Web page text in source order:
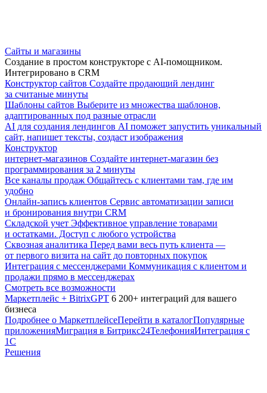
Сайты и магазины
Создание в простом конструкторе с AI-помощником.
Интегрировано в CRM
Конструктор сайтов Создайте продающий лендинг
за считаные минуты
Шаблоны сайтов Выберите из множества шаблонов,
адаптированных под разные отрасли
AI для создания лендингов AI поможет запустить уникальный
сайт, напишет тексты, создаст изображения
Конструктор
интернет-магазинов Создайте интернет-магазин без
программирования за 2 минуты
Все каналы продаж Общайтесь с клиентами там, где им
удобно
Онлайн-запись клиентов Сервис автоматизации записи
и бронирования внутри CRM
Складской учет Эффективное управление товарами
и остатками. Доступ с любого устройства
Сквозная аналитика Перед вами весь путь клиента —
от первого визита на сайт до повторных покупок
Интеграция с мессенджерами Коммуникация с клиентом и
продажи прямо в мессенджерах
Смотреть все возможности
Маркетплейс + BitrixGPT 6 200+ интеграций для вашего
бизнеса
Подробнее о МаркетплейсеПерейти в каталогПопулярные
приложенияМиграция в Битрикс24ТелефонияИнтеграция с
1С
Решения